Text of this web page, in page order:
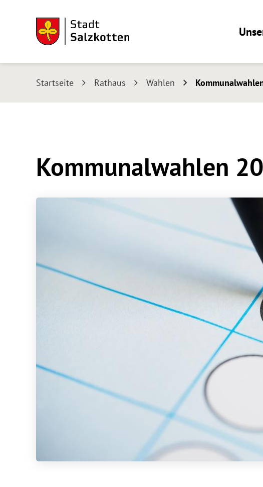
Startseite Rathaus Wahlen
Kommunalwahlen